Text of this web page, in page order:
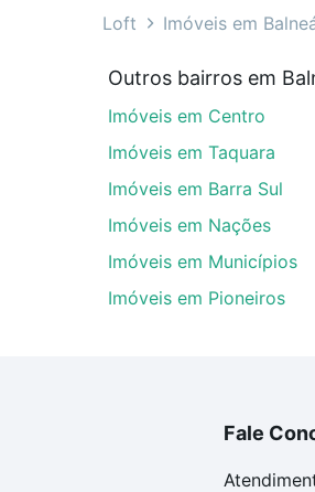
Brava, Balneário Camboriú, SC?
Imóveis à venda em Praia
adequar ao seu orçamento. Se
e conte com a gente para
Loft Imóveis em
Outros bairros em
Imóveis em Centro
Imóveis em Taquara
Imóveis em Barra Sul
Imóveis em Nações
Imóveis em Municípios
Imóveis em Pioneiros
Fale